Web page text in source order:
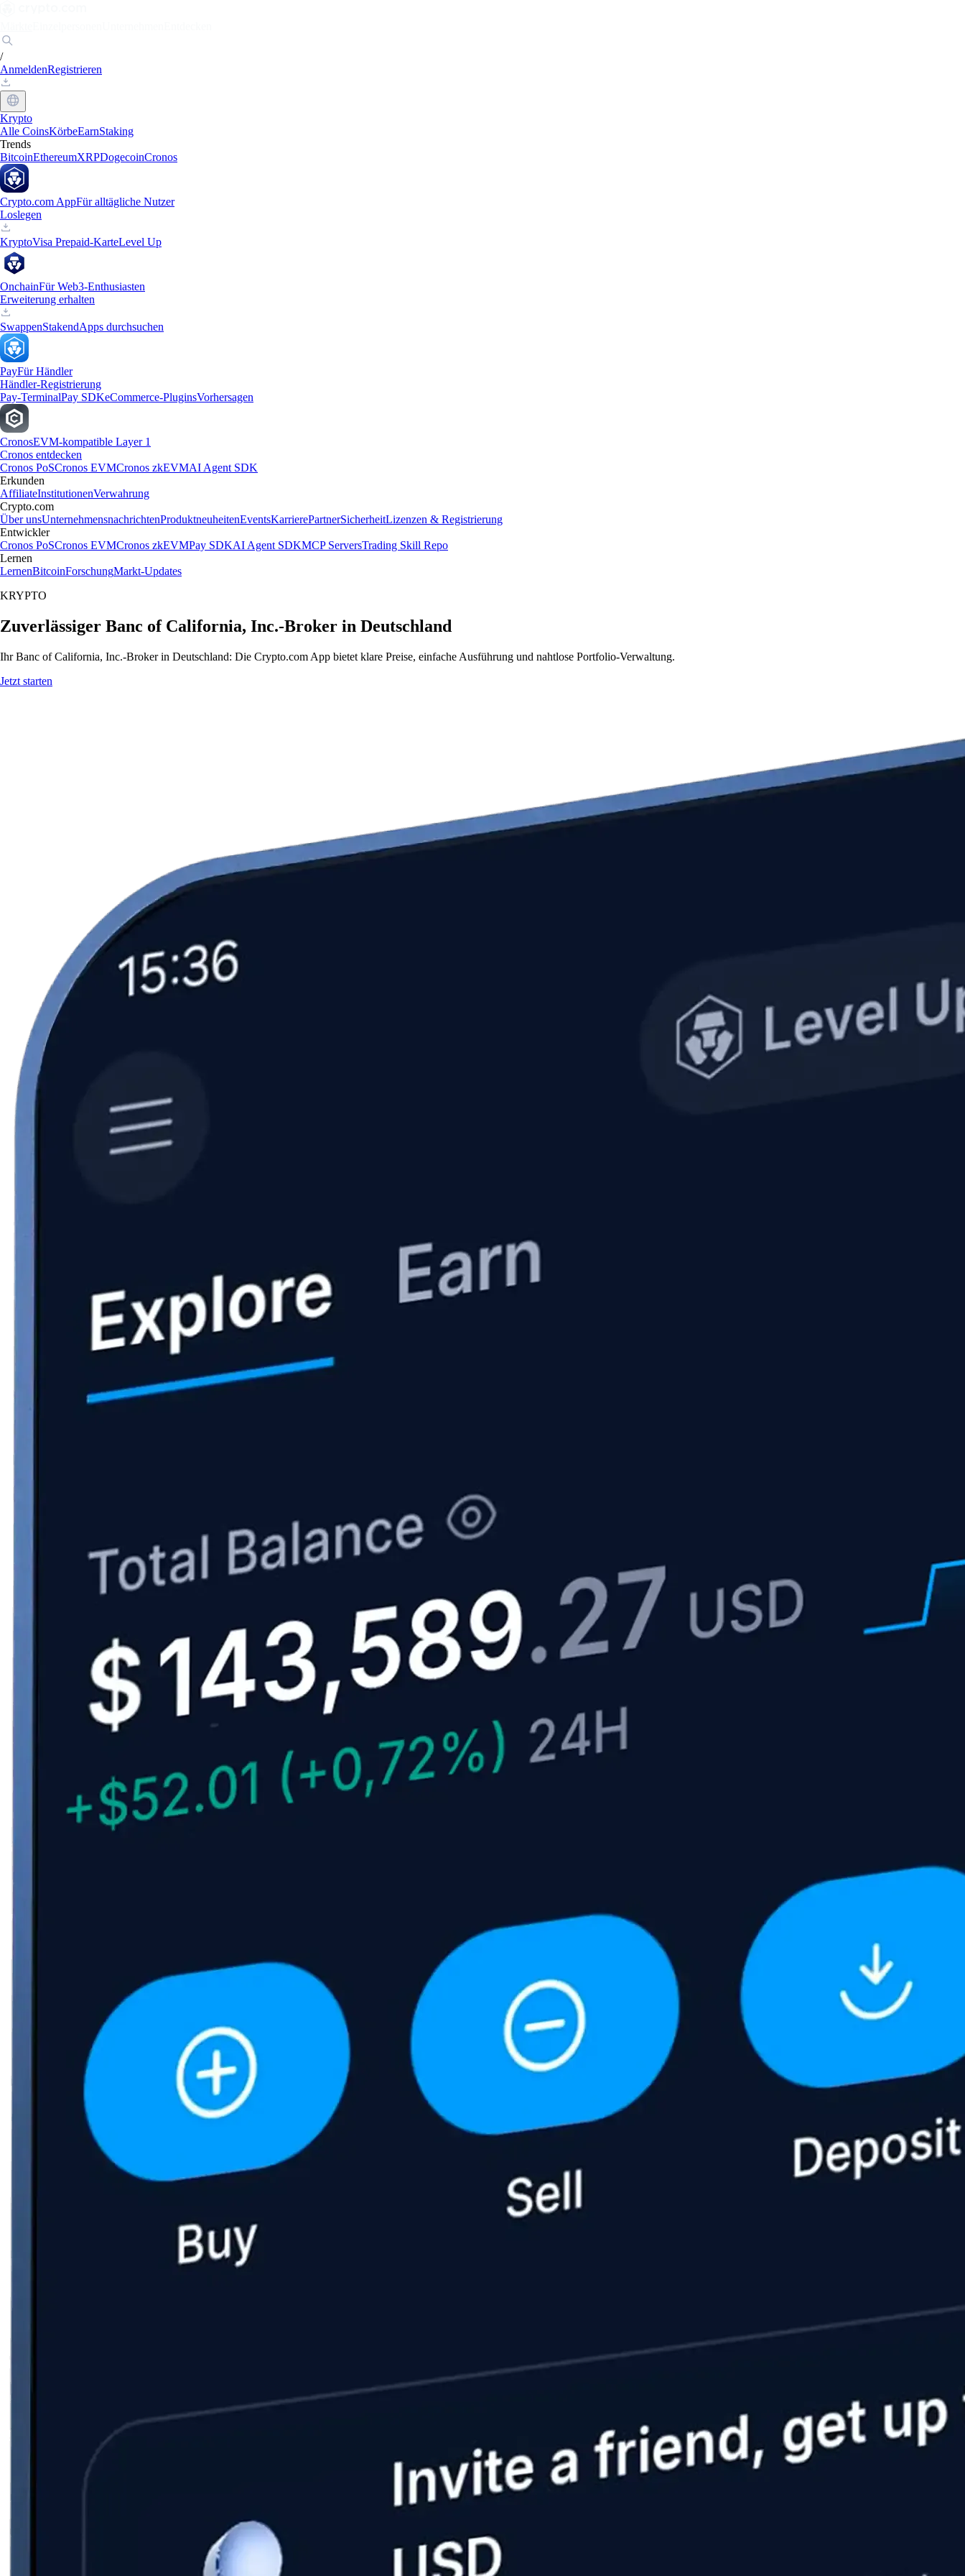
/
AnmeldenRegistrieren
Krypto
Alle CoinsKörbeEarnStaking
Trends
BitcoinEthereumXRPDogecoinCronos
Crypto.com AppFür alltägliche Nutzer
Loslegen
KryptoVisa Prepaid-KarteLevel Up
OnchainFür Web3-Enthusiasten
Erweiterung erhalten
SwappenStakendApps durchsuchen
PayFür Händler
Händler-Registrierung
Pay-TerminalPay SDKeCommerce-PluginsVorhersagen
CronosEVM-kompatible Layer 1
Cronos entdecken
Cronos PoSCronos EVMCronos zkEVMAI Agent SDK
Erkunden
AffiliateInstitutionenVerwahrung
Crypto.com
Über unsUnternehmensnachrichtenProduktneuheitenEventsKarrierePartnerSicherheitLizenzen & Registrierung
Entwickler
Cronos PoSCronos EVMCronos zkEVMPay SDKAI Agent SDKMCP ServersTrading Skill Repo
Lernen
LernenBitcoinForschungMarkt-Updates
KRYPTO
Zuverlässiger Banc of California, Inc.-Broker in Deutschland
Ihr Banc of California, Inc.-Broker in Deutschland: Die Crypto.com App bietet klare Preise, einfache Ausführung und nahtlose Portfolio-Verwaltung.
Jetzt starten